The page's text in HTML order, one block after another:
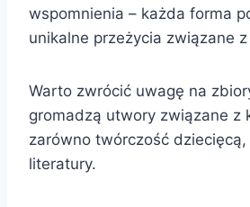
wspomnienia – każda forma
unikalne przeżycia związane
Warto zwrócić uwagę na
gromadzą utwory związane z
zarówno twórczość
literatury.